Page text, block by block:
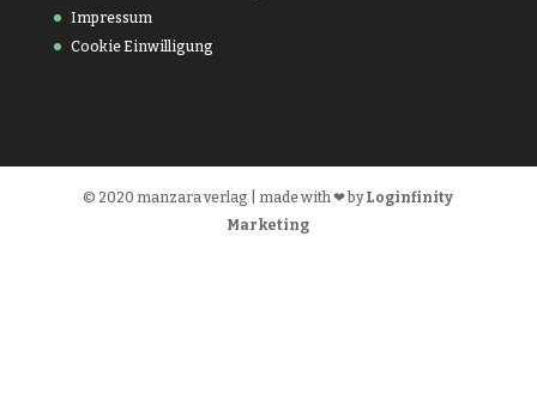
Impressum
Cookie Einwilligung
© 2020 manzara verlag | made with ❤ byLoginfinity
Marketing